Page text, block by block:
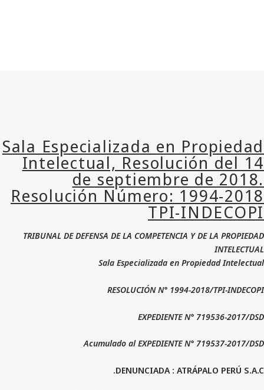
TRIBUNAL DE DEFENSA DE LA COMPETENCIA Y DE
Sala Especializada en
RESOLUCIÓN N° 1994-
EXPEDIENTE N°
Acumulado al EXPEDIENTE N°
DENUNCIADA :